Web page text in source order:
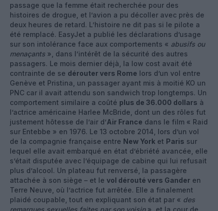
passage que la femme était recherchée pour des
histoires de drogue, et l’avion a pu décoller avec près de
deux heures de retard. L’histoire ne dit pas si le pilote a
été remplacé. EasyJet a publié les déclarations d’usage
sur son intolérance face aux comportements « abusifs ou
menaçants », dans l’intérêt de la sécurité des autres
passagers. Le mois dernier déjà, la low cost avait été
contrainte de se dérouter vers Rome lors d’un vol entre
Genève et Pristina, un passager ayant mis à moitié KO un
PNC car il avait attendu son sandwich trop longtemps. Un
comportement similaire a coûté plus de 36.000 dollars à
l’actrice américaine Harlee McBride, dont un des rôles fut
justement hôtesse de l’air d’Air France dans le film « Raid
sur Entebbe » en 1976. Le 13 octobre 2014, lors d’un vol
de la compagnie française entre New York et Paris sur
lequel elle avait embarqué en état d’ébriété avancée, elle
s’était disputée avec l’équipage de cabine qui lui refusait
plus d’alcool. Un plateau fut renversé, la passagère
attachée à son siège – et le vol dérouté vers Gander en
Terre Neuve, où l’actrice fut arrêtée. Elle a finalement
plaidé coupable, tout en expliquant son état par « des
remarques sexuelles faites par son voisin», et la cour de